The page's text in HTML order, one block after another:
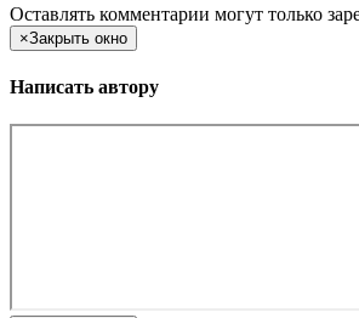
Оставлять комментарии могут только
×Закрыть окно
Написать автору